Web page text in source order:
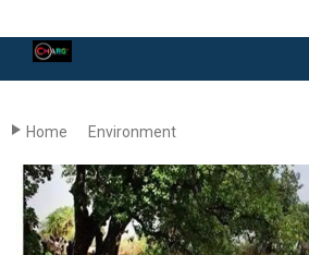
Home Environment